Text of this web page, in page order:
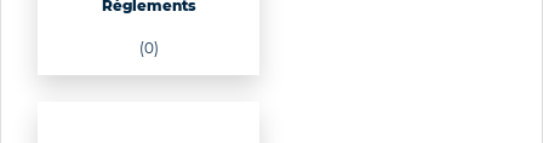
Règlements
(0)